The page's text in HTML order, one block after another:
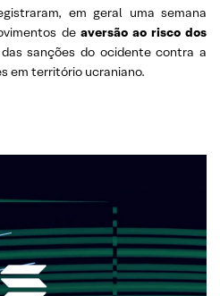
em geral uma semana
de aversão ao risco dos
sanções do ocidente contra a
em território ucraniano.